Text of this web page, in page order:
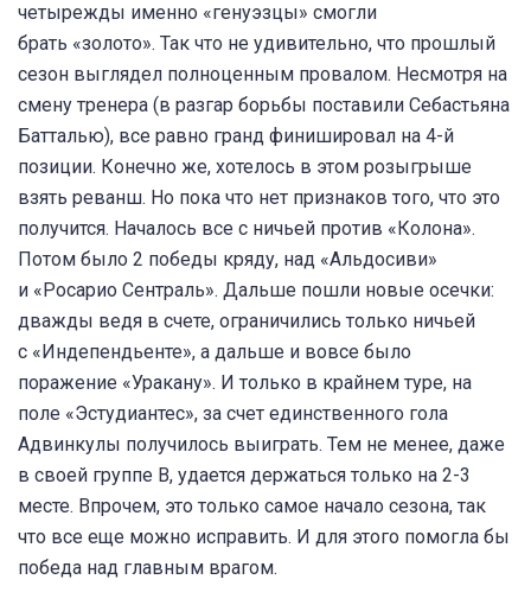
четырежды именно «генуэзцы» смогли
брать «золото». Так что не удивительно, что прошлый
сезон выглядел полноценным провалом. Несмотря на
смену тренера (в разгар борьбы поставили Себастьяна
Батталью), все равно гранд финишировал на 4-й
позиции. Конечно же, хотелось в этом розыгрыше
взять реванш. Но пока что нет признаков того, что это
получится. Началось все с ничьей против «Колона».
Потом было 2 победы кряду, над «Альдосиви»
и «Росарио Сентраль». Дальше пошли новые осечки:
дважды ведя в счете, ограничились только ничьей
с «Индепендьенте», а дальше и вовсе было
поражение «Уракану». И только в крайнем туре, на
поле «Эстудиантес», за счет единственного гола
Адвинкулы получилось выиграть. Тем не менее, даже
в своей группе В, удается держаться только на 2-3
месте. Впрочем, это только самое начало сезона, так
что все еще можно исправить. И для этого помогла бы
победа над главным врагом.